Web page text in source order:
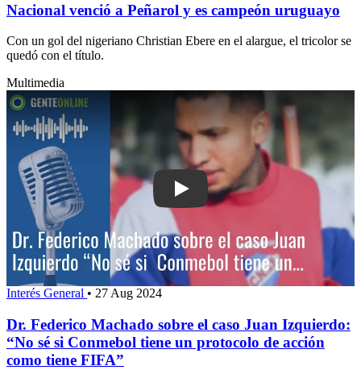
Nacional venció a Peñarol y es campeón uruguayo
Con un gol del nigeriano Christian Ebere en el alargue, el tricolor se
quedó con el título.
Multimedia
Play: Dr. Federico Machado sobre el
Interés General • 27 Aug 2024
Dr. Federico Machado sobre el caso Juan Izquierdo:
“No sé si Conmebol tiene un protocolo de acción
como tiene FIFA”